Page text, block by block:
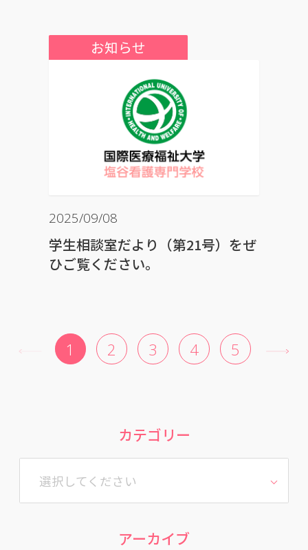
カテゴリー
選択してください
アーカイブ
お知らせ
2025/09/08
学生相談室だより（第21号）をぜ
ひご覧ください。
1 2 3 4 5